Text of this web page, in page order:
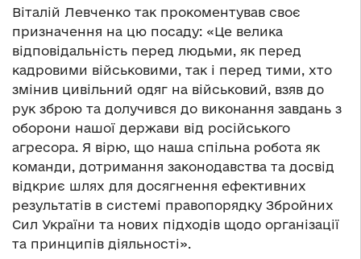
Віталій Левченко так прокоментував своє
призначення на цю посаду: «Це велика
відповідальність перед людьми, як перед
кадровими військовими, так і перед тими, хто
змінив цивільний одяг на військовий, взяв до
рук зброю та долучився до виконання завдань з
оборони нашої держави від російського
агресора. Я вірю, що наша спільна робота як
команди, дотримання законодавства та досвід
відкриє шлях для досягнення ефективних
результатів в системі правопорядку Збройних
Сил України та нових підходів щодо організації
та принципів діяльності».